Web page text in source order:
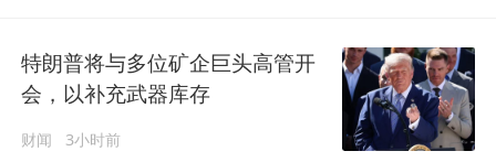
特朗普将与多位矿企巨头高管开
会，以补充武器库存
财闻 3小时前